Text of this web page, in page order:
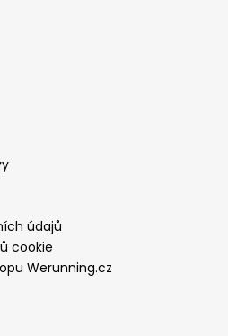
údajů
cookie
Werunning.cz